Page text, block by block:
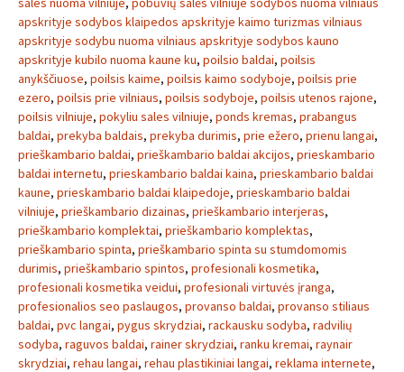
apskrityje sodybos klaipedos apskrityje kaimo turizmas vilniaus
apskrityje sodybu nuoma vilniaus apskrityje sodybos kauno
apskrityje kubilo nuoma kaune ku, poilsio baldai, poilsis
anykščiuose, poilsis kaime, poilsis kaimo sodyboje, poilsis prie
ezero, poilsis prie vilniaus, poilsis sodyboje, poilsis utenos rajone,
poilsis vilniuje, pokyliu sales vilniuje, ponds kremas, prabangus
baldai, prekyba baldais, prekyba durimis, prie ežero, prienu langai,
prieškambario baldai, prieškambario baldai akcijos, prieskambario
baldai internetu, prieskambario baldai kaina, prieskambario baldai
kaune, prieskambario baldai klaipedoje, prieskambario baldai
vilniuje, prieškambario dizainas, prieškambario interjeras,
prieškambario komplektai, prieškambario komplektas,
prieškambario spinta, prieškambario spinta su stumdomomis
durimis, prieškambario spintos, profesionali kosmetika,
profesionali kosmetika veidui, profesionali virtuvės įranga,
profesionalios seo paslaugos, provanso baldai, provanso stiliaus
baldai, pvc langai, pygus skrydziai, rackausku sodyba, radvilių
sodyba, raguvos baldai, rainer skrydziai, ranku kremai, raynair
skrydziai, rehau langai, rehau plastikiniai langai, reklama internete,